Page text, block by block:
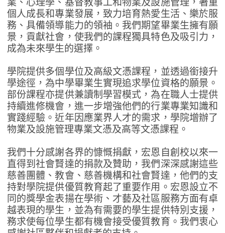
個人成長和專業發展，致力培育熱愛生活、樂於服
務、具備領導能力的領袖。我們期望畢業生擁有願
景，貢獻社會，使我們的課程獨具特色及吸引力，
成為未來學生的選擇。
學院提供多個學位及高級文憑課程，並透過銜接升
學途徑，為中學畢業生實現追求學位資格的願景。
部份課程亦提供兼讀制學習模式，為在職人士提供
持續進修機會，進一步增強他們的行業專業知識和
實踐經驗。近年因應業界人才的需求，學院增辦了
物業及設施管理專業文憑及高等文憑課程。
我們十分感謝各界的慷慨捐獻，宏恩自創校以來一
直得到社會賢達的捐款及贊助，我們深深感謝這些
慈善團體、教會、慈善機構和社會賢達，他們的支
持對學院提供優質教育起了重要作用。宏恩設立不
同的獎學金表揚在學術、才藝及社區服務方面有卓
越表現的學生，並為有需要的學生提供特別支援，
務求使每位學生都有機會接受優質教育。我們衷心